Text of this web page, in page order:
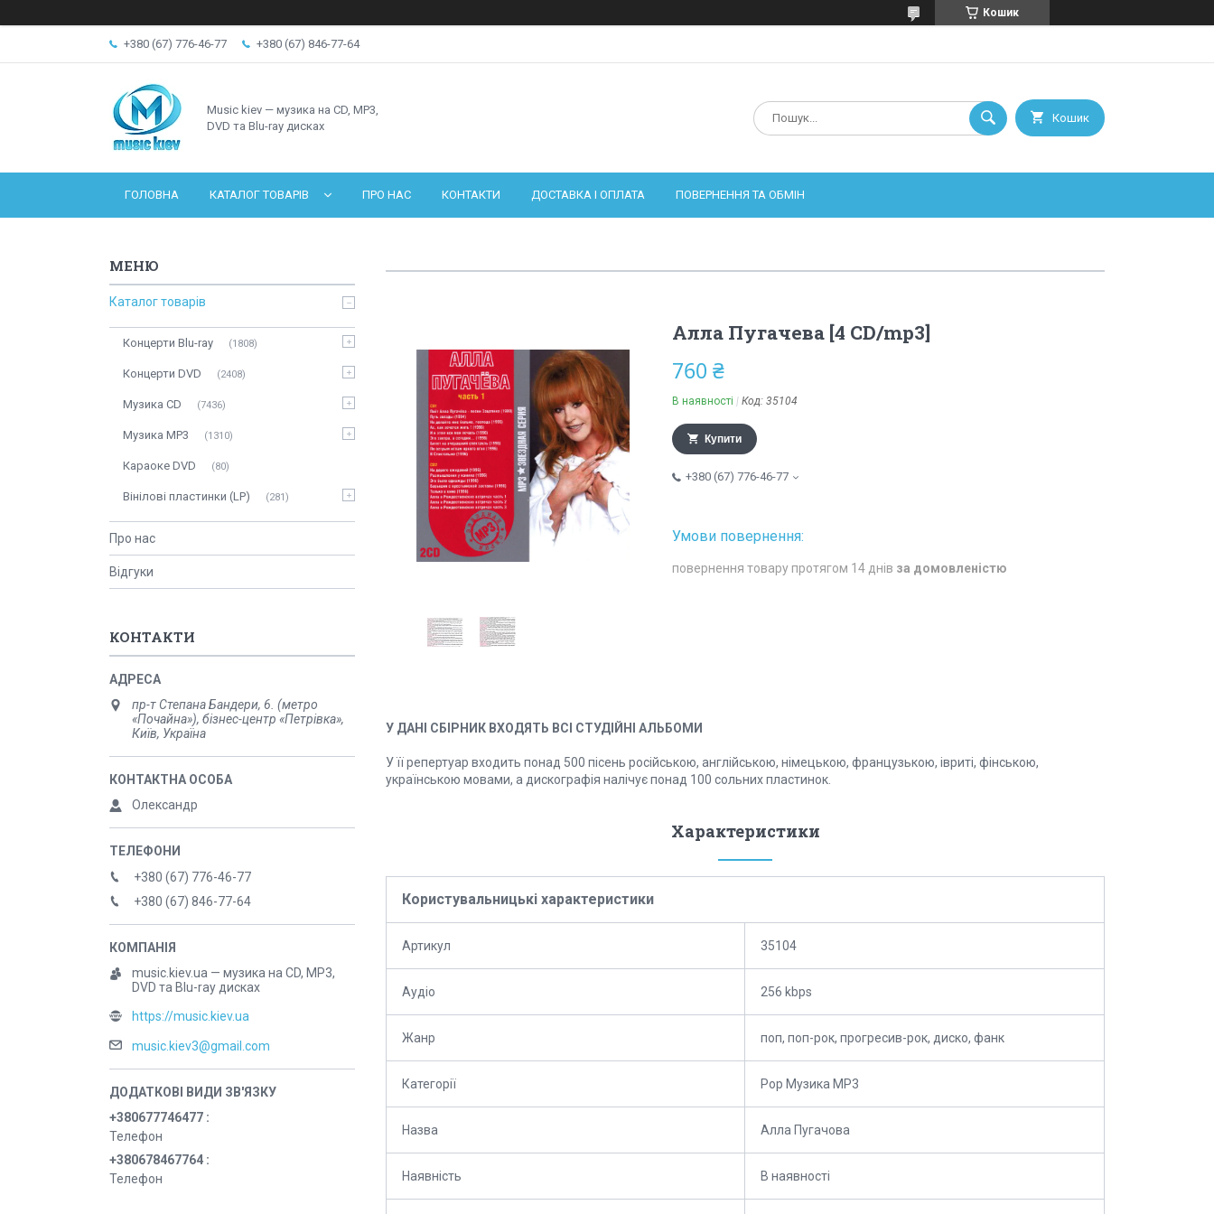
Кошик
+380 (67) 776-46-77 +380 (67) 846-77-64
Music kiev — музика на CD, MP3,
DVD та Blu-ray дисках
Кошик
ГОЛОВНА КАТАЛОГ ТОВАРІВ ПРО НАС КОНТАКТИ ДОСТАВКА І ОПЛАТА ПОВЕРНЕННЯ ТА ОБМІН
Алла Пугачева [4 CD/mp3]
760 ₴
В наявності Код: 35104
Купити
+380 (67) 776-46-77
повернення товару протягом 14 днів за домовленістю
У ДАНІ СБІРНИК ВХОДЯТЬ ВСІ СТУДІЙНІ АЛЬБОМИ
У її репертуар входить понад 500 пісень російською, англійською, німецькою, французькою, івриті, фінською,
українською мовами, а дискографія налічує понад 100 сольних пластинок.
Характеристики
Користувальницькі характеристики
Артикул 35104
Аудіо 256 kbps
Жанр поп, поп-рок, прогресив-рок, диско, фанк
Категорії Pop Музика MP3
Назва Алла Пугачова
Наявність В наявності
Каталог товарів
Концерти Blu-ray 1808
Концерти DVD 2408
Музика CD 7436
Музика MP3 1310
Караоке DVD 80
Вінілові пластинки (LP) 281
Про нас
Відгуки
КОНТАКТИ
пр-т Степана Бандери, 6. (метро
«Почайна»), бізнес-центр «Петрівка»,
Київ, Україна
Олександр
+380 (67) 776-46-77
+380 (67) 846-77-64
music.kiev.ua — музика на CD, MP3,
DVD та Blu-ray дисках
https://music.kiev.ua
music.kiev3@gmail.com
+380677746477
Телефон
+380678467764
Телефон